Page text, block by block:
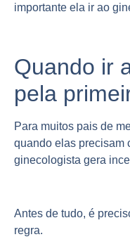
importante ela ir ao
Quando ir
pela
Para muitos pais de
quando elas precisam
ginecologista gera
Antes de tudo, é
regra.